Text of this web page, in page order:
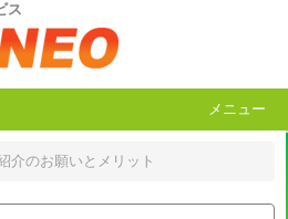
ス
メニュー
介のお願いとメリット